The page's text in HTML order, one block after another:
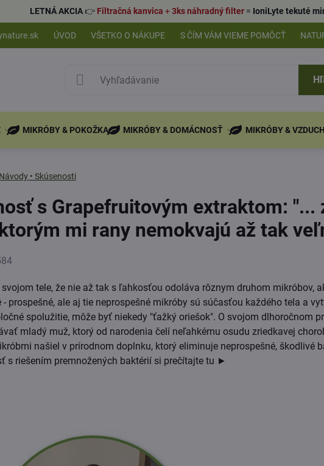
LETNÁ AKCIA👉 Filtračná kanvica +3ks náhradný filter= IoniLyte tekuté
ÚVOD VŠETKO O NÁKUPE S ČÍM VÁM VIEME POMÔCŤ
MIKRÓBY & POKOŽKA MIKRÓBY & DOMÁCNOSŤ MIKRÓBY & VZDUCH
• Skúsenosti
s Grapefruitovým extraktom: "...
mi rany nemokvajú až tak
tele, že nie až tak s ľahkosťou odoláva rôznym druhom mikróbov,
- prospešné, ale aj tie neprospešné mikróby sú súčasťou každého tela a
spolužitie, môže byť niekedy "ťažký oriešok". O svojom dlhoročnom
mladý muž, ktorý od narodenia čelí neľahkému osudu zriedkavej
našiel v prírodnom doplnku, ktorý eliminuje neprospešné, škodlivé
s riešením premnožených baktérií si prečítajte tu ►